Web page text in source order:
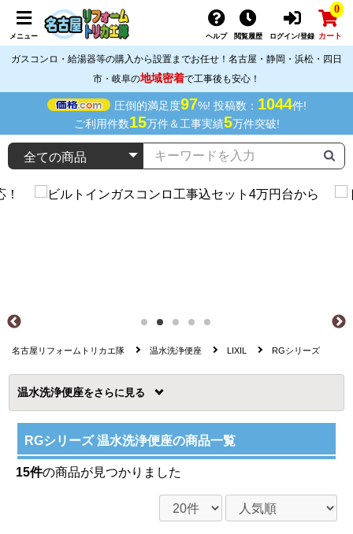
メニュー ヘルプ 閲覧履歴 ログイン/登録
0
カート
ガスコンロ・給湯器等の購入から設置までお任せ！名古屋・静岡・浜松・四日
市・岐阜の地域密着で工事後も安心！
圧倒的満足度97%! 投稿数： 1044件!
ご利用件数15万件＆工事実績5万件突破!
名古屋リフォームトリカエ隊 温水洗浄便座 LIXIL RGシリーズ
温水洗浄便座を
RGシリーズ 温水洗浄便座の商品一覧
15件の商品が見つかりました